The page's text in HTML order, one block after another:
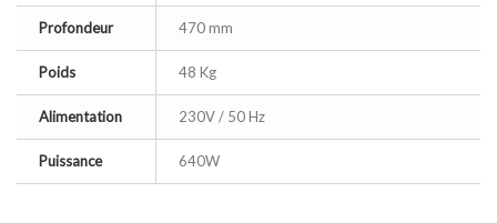
Profondeur 470 mm
Poids 48 Kg
Alimentation 230V / 50 Hz
Puissance 640W